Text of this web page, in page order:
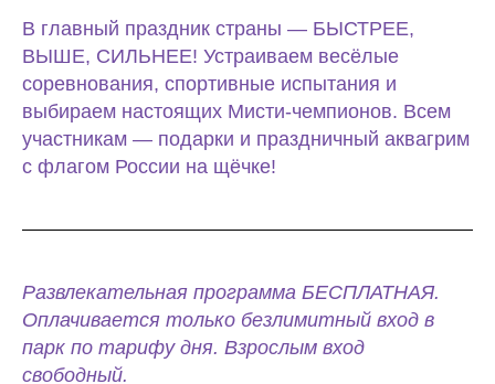
В главный праздник страны — БЫСТРЕЕ,
ВЫШЕ, СИЛЬНЕЕ! Устраиваем весёлые
соревнования, спортивные испытания и
выбираем настоящих Мисти-чемпионов. Всем
участникам — подарки и праздничный аквагрим
с флагом России на щёчке!
Развлекательная программа БЕСПЛАТНАЯ.
Оплачивается только безлимитный вход в
парк по тарифу дня. Взрослым вход
свободный.